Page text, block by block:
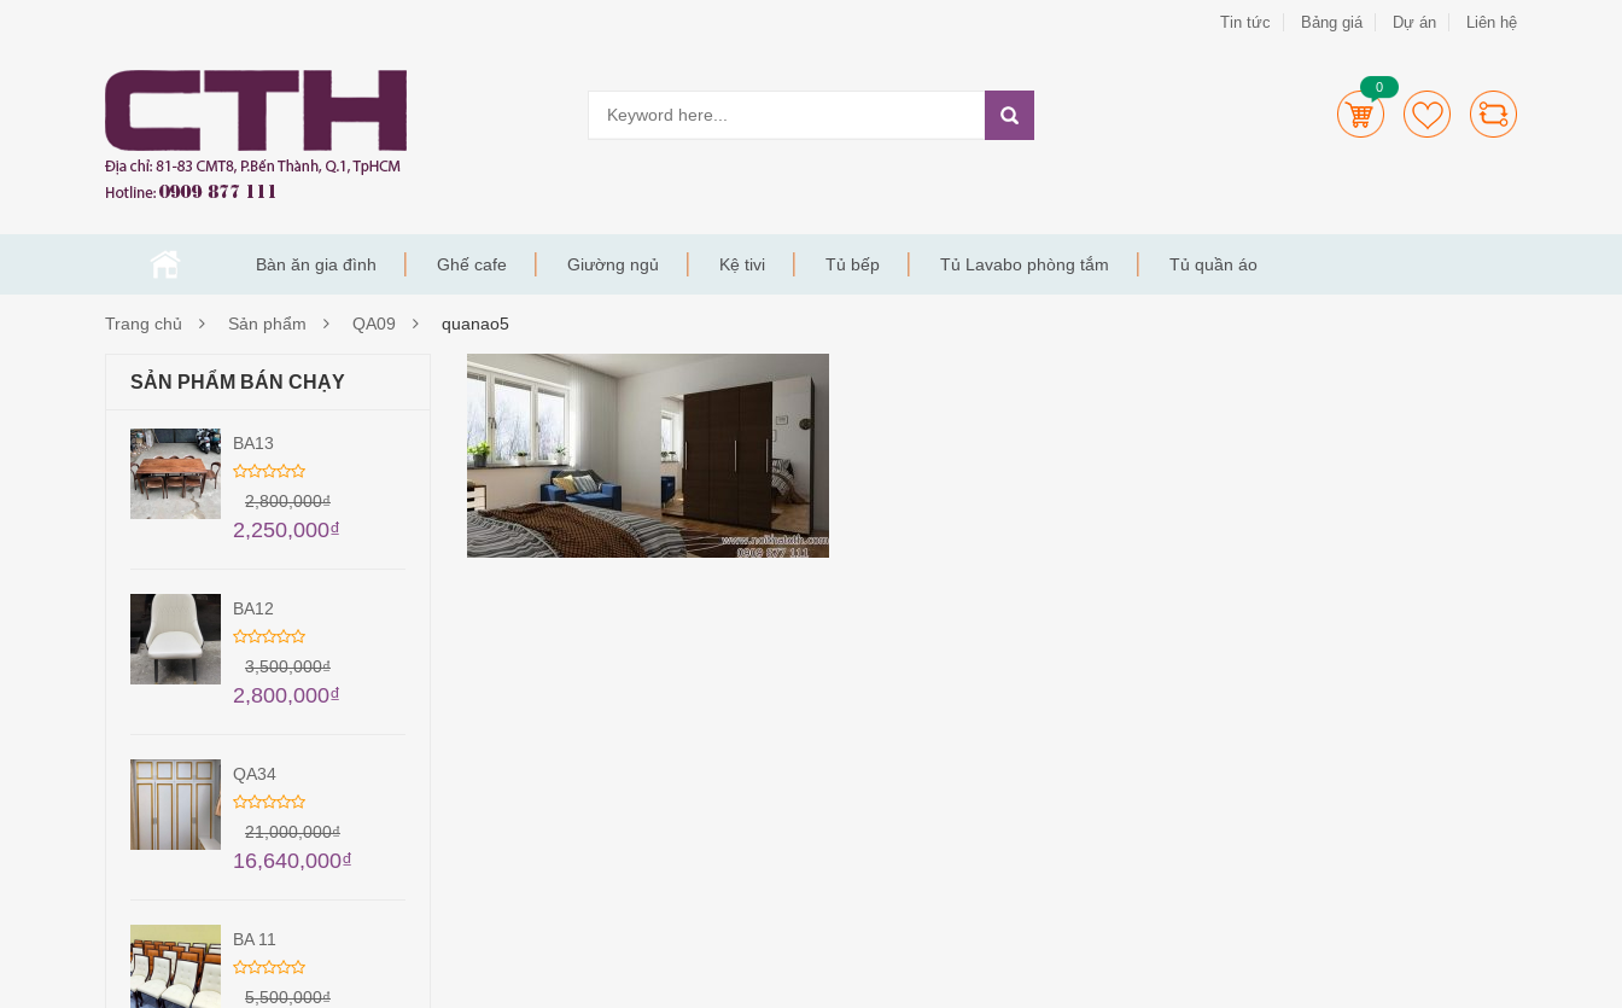
Tin tức Bảng giá Dự án Liên hệ
0
Bàn ăn gia đình Ghế cafe Giường ngủ Kệ tivi Tủ bếp Tủ Lavabo phòng tắm Tủ quần áo
Trang chủ Sản phẩm QA09 quanao5
QUANAO5
SẢN PHẨM BÁN CHẠY
BA13
2,800,000₫
2,250,000₫
BA12
3,500,000₫
2,800,000₫
QA34
21,000,000₫
16,640,000₫
BA 11
5,500,000₫